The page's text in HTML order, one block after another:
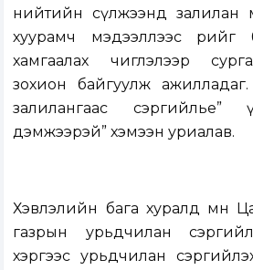
нийтийн сүлжээнд залилан
хуурамч мэдээллээс
хамгаалах чиглэлээр
зохион байгуулж
залилангаас сэргийлье”
дэмжээрэй” хэмээн уриалав.
Хэвлэлийн бага хуралд мөн
газрын урьдчилан
хэргээс урьдчилан